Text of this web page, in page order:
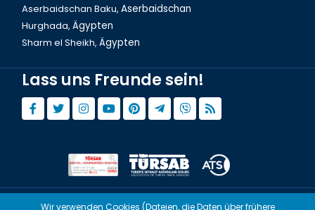
Aserbaidschan Baku, Aserbaidschan
Hurghada, Ägypten
Sharm el Sheikh, Ägypten
Lass uns Freunde sein!
Wir verwenden Cookies (Dateien, die Daten über frühere